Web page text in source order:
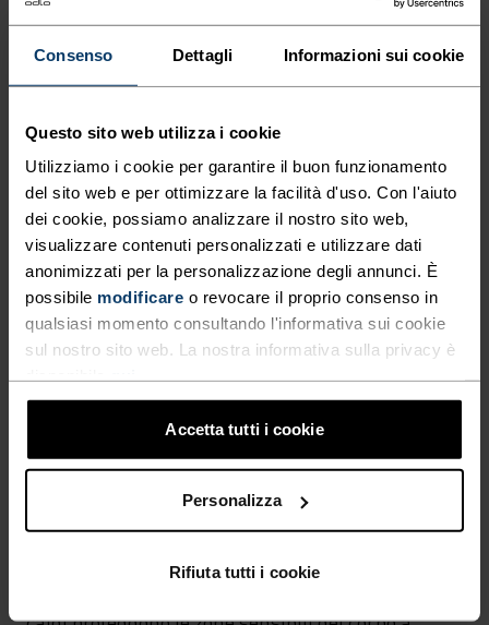
Consenso Dettagli Informazioni sui cookie
Questo sito web utilizza i cookie
Utilizziamo i cookie per garantire il buon funzionamento
del sito web e per ottimizzare la facilità d'uso. Con l'aiuto
dei cookie, possiamo analizzare il nostro sito web,
visualizzare contenuti personalizzati e utilizzare dati
anonimizzati per la personalizzazione degli annunci. È
possibile modificare o revocare il proprio consenso in
qualsiasi momento consultando l'informativa sui cookie
sul nostro sito web. La nostra informativa sulla privacy è
Accetta tutti i cookie
Personalizza
Rifiuta tutti i cookie
BASSO ALTO
QUALSIASI COSA ALTA INTENSITÀ
Sci di fondo
CARATTERISTICHE DEL MATERIALE
POLIESTERE ED ELASTAN
Questo tessuto unisce il poliestere, un materiale robusto
e anti sudore che mantiene la forma, all’elastan,
elasticizzato ed estensibile. Il risultato? Un misto che
offre la massima libertà di movimento.
SISTEMA DI CONTROLLO DELLA TEMPERATURA
Abbigliamento sportivo e intimo funzionale